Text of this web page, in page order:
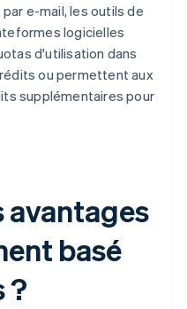
e-mail, les outils de
logicielles
d'utilisation dans
ou permettent aux
supplémentaires pour
avantages
basé
?